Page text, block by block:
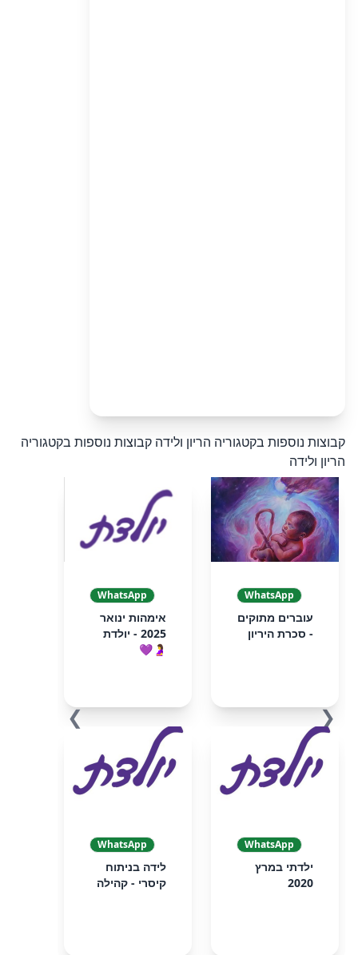
קבוצות נוספות בקטגוריה הריון ולידה קבוצות נוספות בקטגוריה
הריון ולידה
❮
WhatsApp
עוברים מתוקים
- סכרת היריון
WhatsApp
אימהות ינואר
2025 - יולדת
🤰💜
WhatsApp
ילדתי במרץ
2020
WhatsApp
לידה בניתוח
קיסרי - קהילה
❯